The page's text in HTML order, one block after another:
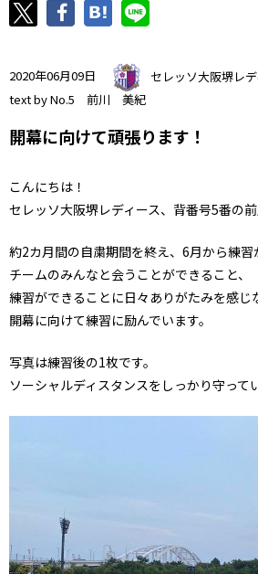
2020年06月09日
セレッソ大阪堺レデ
text by No.5 前川 美紀
開幕に向けて頑張ります！
こんにちは！
セレッソ大阪堺レディース、背番号5番の前
約2カ月間の自粛期間を終え、6月から練習
チームのみんなと会うことができること、
練習ができることに日々ありがたみを感じ
開幕に向けて練習に励んでいます。
写真は練習後の1枚です。
ソーシャルディスタンスをしっかり守って